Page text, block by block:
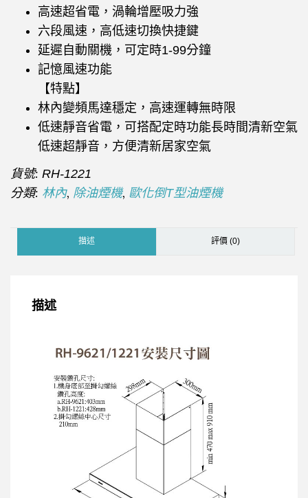
高速超省電，渦輪增壓吸力強
六段風速，高低速切換快捷鍵
延遲自動關機，可定時1-99分鐘
記憶風速功能
【特點】
林內變頻馬達穩定，高速運轉無時限
低速靜音省電，可搭配定時功能長時間清新空氣
低速超靜音，方便清新居家空氣
貨號: RH-1221
分類: 林內, 除油煙機, 歐化倒T型油煙機
描述 評價 (0)
描述